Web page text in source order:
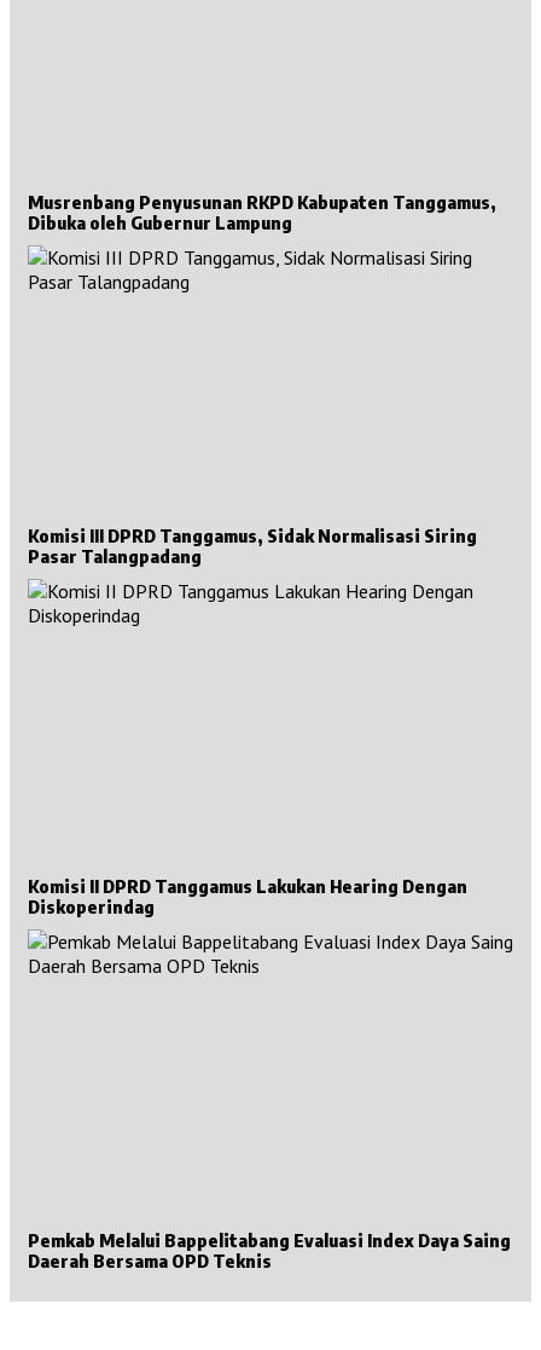
Musrenbang Penyusunan RKPD Kabupaten Tanggamus,
Dibuka oleh Gubernur Lampung
Komisi III DPRD Tanggamus, Sidak Normalisasi Siring
Pasar Talangpadang
Komisi II DPRD Tanggamus Lakukan Hearing Dengan
Diskoperindag
Pemkab Melalui Bappelitabang Evaluasi Index Daya Saing
Daerah Bersama OPD Teknis